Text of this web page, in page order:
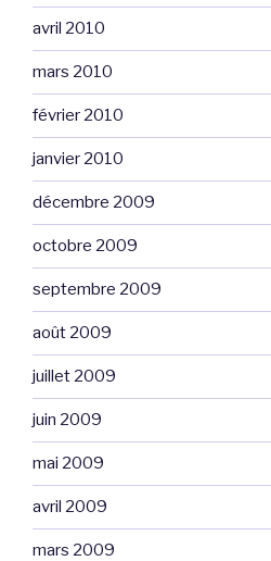
avril 2010
mars 2010
février 2010
janvier 2010
décembre 2009
octobre 2009
septembre 2009
août 2009
juillet 2009
juin 2009
mai 2009
avril 2009
mars 2009